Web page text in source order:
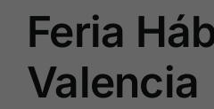
Feria
Valencia